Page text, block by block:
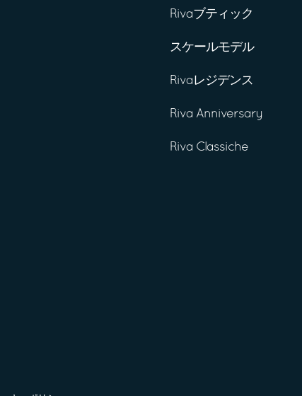
Rivaブティック
スケールモデル
Rivaレジデンス
Riva Anniversary
Riva Classiche